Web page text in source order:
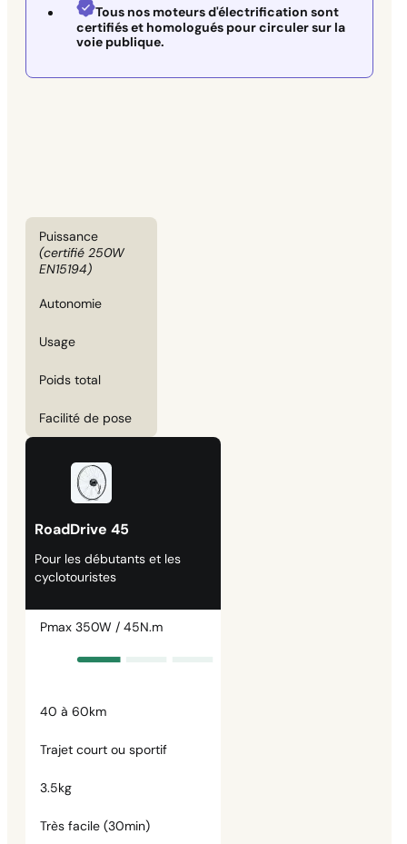
Tous nos moteurs d'électrification sont
certifiés et homologués pour circuler sur la
voie publique.
Puissance
(certifié 250W
EN15194)
Autonomie
Usage
Poids total
Facilité de pose
RoadDrive 45
Pour les débutants et les
cyclotouristes
Pmax 350W / 45N.m
40 à 60km
Trajet court ou sportif
3.5kg
Très facile (30min)